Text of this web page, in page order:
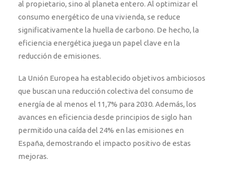
al propietario, sino al planeta entero. Al optimizar el
consumo energético de una vivienda, se reduce
significativamente la huella de carbono. De hecho, la
eficiencia energética juega un papel clave en la
reducción de emisiones.
La Unión Europea ha establecido objetivos ambiciosos
que buscan una reducción colectiva del consumo de
energía de al menos el 11,7% para 2030. Además, los
avances en eficiencia desde principios de siglo han
permitido una caída del 24% en las emisiones en
España, demostrando el impacto positivo de estas
mejoras.